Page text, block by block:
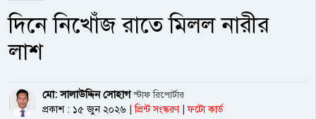
দিনে নিখোঁজ রাতে মিলল নারীর
লাশ
মো: সালাউদ্দিন সোহাগস্টাফ রিপোর্টার
প্রকাশ : ১৫ জুন ২০২৬
প্রিন্ট সংস্করণ ফটো কার্ড